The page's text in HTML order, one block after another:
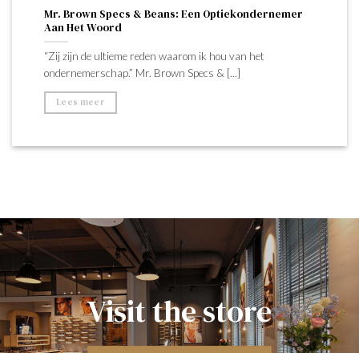
Mr. Brown Specs & Beans: Een Optiekondernemer
Aan Het Woord
“Zij zijn de ultieme reden waarom ik hou van het
ondernemerschap.” Mr. Brown Specs & [...]
Lees meer
Visit the store